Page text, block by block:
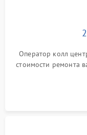
Оператор колл
стоимости ремонта